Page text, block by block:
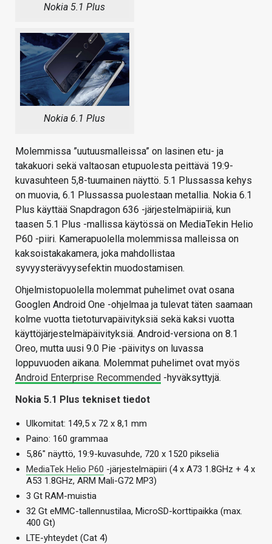
Nokia 5.1 Plus
Nokia 6.1 Plus
Molemmissa ”uutuusmalleissa” on lasinen etu- ja
takakuori sekä valtaosan etupuolesta peittävä 19:9-
kuvasuhteen 5,8-tuumainen näyttö. 5.1 Plussassa kehys
on muovia, 6.1 Plussassa puolestaan metallia. Nokia 6.1
Plus käyttää Snapdragon 636 -järjestelmäpiiriä, kun
taasen 5.1 Plus -mallissa käytössä on MediaTekin Helio
P60 -piiri. Kamerapuolella molemmissa malleissa on
kaksoistakakamera, joka mahdollistaa
syvyysterävyysefektin muodostamisen.
Ohjelmistopuolella molemmat puhelimet ovat osana
Googlen Android One -ohjelmaa ja tulevat täten saamaan
kolme vuotta tietoturvapäivityksiä sekä kaksi vuotta
käyttöjärjestelmäpäivityksiä. Android-versiona on 8.1
Oreo, mutta uusi 9.0 Pie -päivitys on luvassa
loppuvuoden aikana. Molemmat puhelimet ovat myös
Android Enterprise Recommended -hyväksyttyjä.
Nokia 5.1 Plus tekniset tiedot
Ulkomitat: 149,5 x 72 x 8,1 mm
Paino: 160 grammaa
5,86″ näyttö, 19:9-kuvasuhde, 720 x 1520 pikseliä
MediaTek Helio P60 -järjestelmäpiiri (4 x A73 1.8GHz + 4 x
A53 1.8GHz, ARM Mali-G72 MP3)
3 Gt RAM-muistia
32 Gt eMMC-tallennustilaa, MicroSD-korttipaikka (max.
400 Gt)
LTE-yhteydet (Cat 4)